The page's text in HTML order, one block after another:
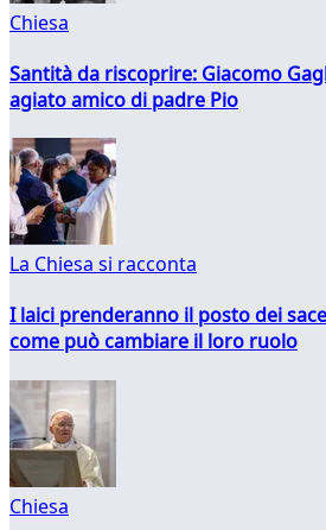
Chiesa
Santità da riscoprire: Giacomo
agiato amico di padre Pio
La Chiesa si racconta
I laici prenderanno il posto dei
come può cambiare il loro ruolo
Chiesa